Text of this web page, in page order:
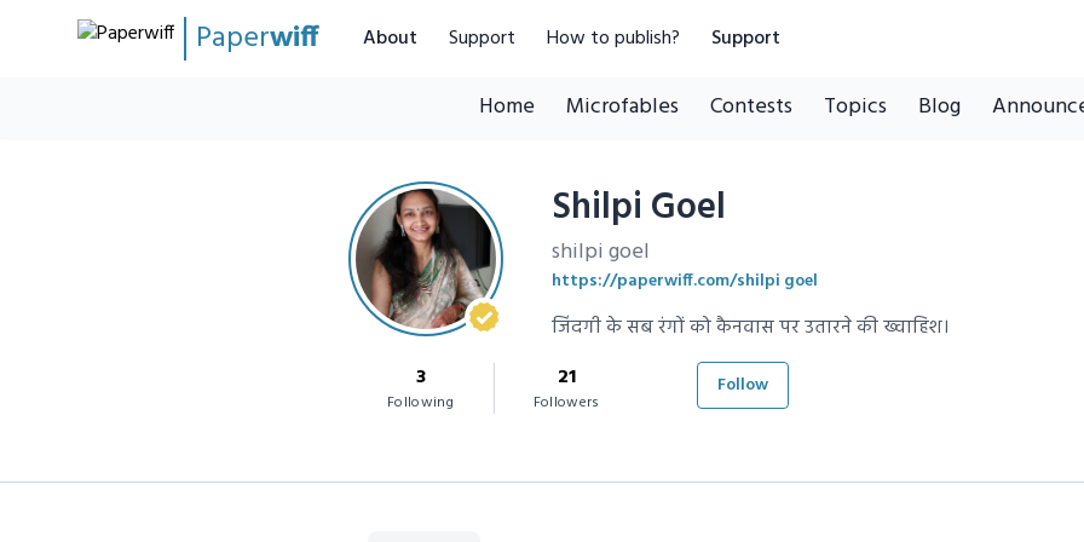
Paperwiff About Support How to publish? Support
Home Microfables Contests Topics Blog
Shilpi Goel
shilpi goel
https://paperwiff.com/shilpi goel
जिंदगी के सब रंगों को कैनवास पर उतारने की ख्वाहिश।
3
Following
21
Followers
Follow